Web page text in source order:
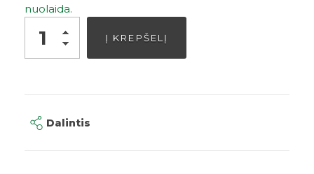
nuolaida.
Į KREPŠELĮ
Dalintis